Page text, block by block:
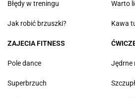
Błędy w treningu
Jak robić brzuszki?
Warto
Kawa
ZAJECIA FITNESS
Pole dance
Superbrzuch
Jędrne